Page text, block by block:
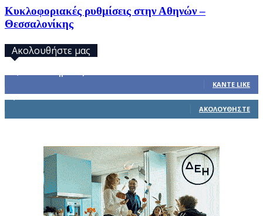
Κυκλοφοριακές ρυθμίσεις στην Αθηνών –
Θεσσαλονίκης
Ακολουθήστε μας
ΚΆΝΤΕ LIKE
ΑΚΟΛΟΥΘΉΣΤΕ